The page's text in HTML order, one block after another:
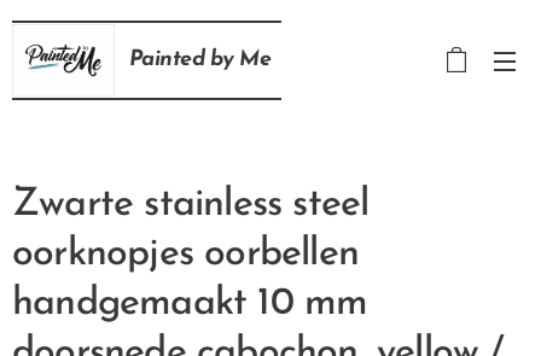
Painted byMe
Zwarte stainless steel
oorknopjes oorbellen
handgemaakt 10 mm